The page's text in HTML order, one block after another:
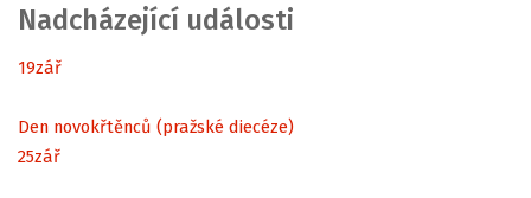
Nadcházející události
19zář
Den novokřtěnců (pražské diecéze)
25zář